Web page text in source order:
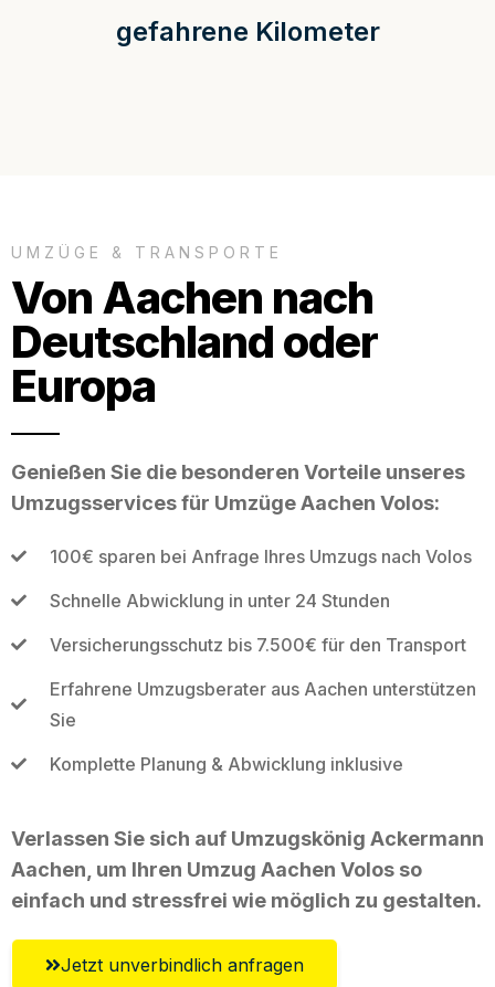
gefahrene Kilometer
UMZÜGE & TRANSPORTE
Von Aachen nach
Deutschland oder
Europa
Genießen Sie die besonderen Vorteile unseres
Umzugsservices für Umzüge Aachen Volos:
100€ sparen bei Anfrage Ihres Umzugs nach Volos
Schnelle Abwicklung in unter 24 Stunden
Versicherungsschutz bis 7.500€ für den Transport
Erfahrene Umzugsberater aus Aachen unterstützen
Sie
Komplette Planung & Abwicklung inklusive
Verlassen Sie sich auf Umzugskönig Ackermann
Aachen, um Ihren Umzug Aachen Volos so
einfach und stressfrei wie möglich zu gestalten.
Jetzt unverbindlich anfragen